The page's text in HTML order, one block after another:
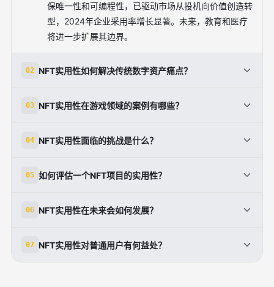
保唯一性和可编程性，已驱动市场从投机向价值创造转
型，2024年企业采用率增长显著。未来，教育和医疗
将进一步扩展其边界。
02 NFT实用性如何解决传统数字资产痛点？
过ERC-721标准嵌入唯一元数据和区块链记录，解决这
如音乐NFT的分成机制或游戏装备的跨平台转移。同
费和监管挑战，但dNFT的动态更新进一步增强实用价
03 NFT实用性在游戏领域的案例有哪些？
现，如Axie Infinity的Axies可养殖、交易和战斗，玩家
持用户构建并出租虚拟世界，吸引品牌入驻。Gods
案例证明NFT不止收藏，还创造经济循环，2023年
04 NFT实用性面临的挑战是什么？
管不确定等挑战。高Gas费通过Polygon等Layer2解
以PoS机制缓解，能耗降90%。监管方面，合规标准如
治理是关键，投资者应注重实用落地而非炒作。
05 如何评估一个NFT项目的实用性？
持）、团队背景、社区活跃度和实际用例。查看是否解
的防伪应用。数据指标包括交易量、持有者数和Gas优
06 NFT实用性在未来会如何发展？
元宇宙。教育NFT证书、医疗数据隐私、社交身份验证
07 NFT实用性对普通用户有何益处？